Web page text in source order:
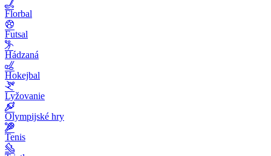
Florbal
Futsal
Hádzaná
Hokejbal
Lyžovanie
Olympijské hry
Tenis